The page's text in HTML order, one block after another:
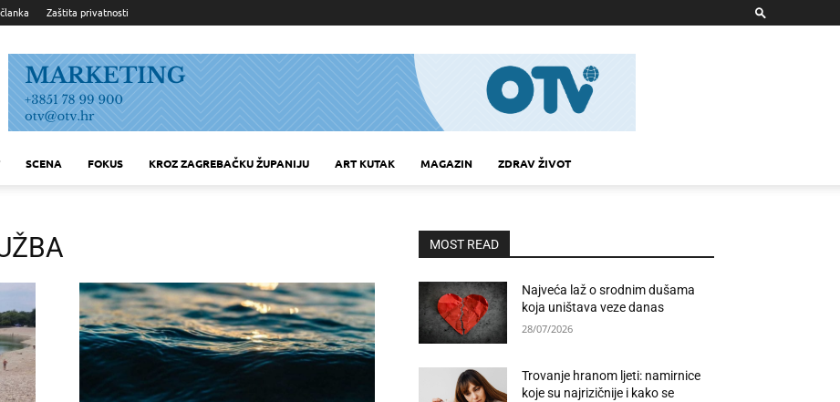
Zaštita privatnosti
SCENA FOKUS KROZ ZAGREBAČKU ŽUPANIJU ART KUTAK MAGAZIN ZDRAV ŽIVOT
MOST READ
Najveća laž o srodnim dušama
koja uništava veze danas
28/07/2026
Trovanje hranom ljeti: namirnice
koje su najrizičnije i kako se